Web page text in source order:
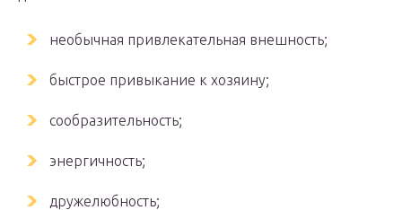
необычная привлекательная внешность;
быстрое привыкание к хозяину;
сообразительность;
энергичность;
дружелюбность;